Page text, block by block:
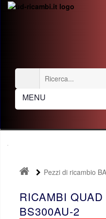
MENU
Pezzi di ricambio
BS300AU-2
RICAMBI
BS300AU-2